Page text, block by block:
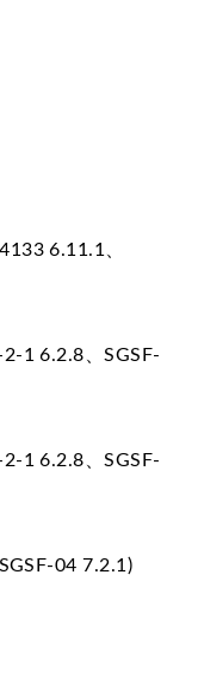
6.11.1、
1 6.2.8、SGSF-
1 6.2.8、SGSF-
04 7.2.1)